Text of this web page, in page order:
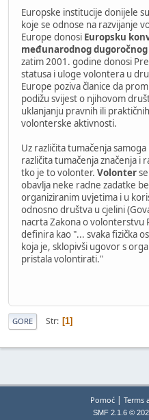
Europske institucije donijele
koje se odnose na razvijanje
Europe donosi Europsku
međunarodnog
zatim 2001. godine donosi
statusa i uloge volontera u
Europe poziva članice da
podižu svijest o njihovom
uklanjanju pravnih ili
volonterske aktivnosti.
Uz različita tumačenja
različita tumačenja značenja i
tko je to volonter. Volonter
obavlja neke radne zadatke
organiziranim uvjetima i u
odnosno društva u cjelini
nacrta Zakona o volonterstvu
definira kao "... svaka fizička
koja je, sklopivši ugovor s
pristala volontirati."
GORE Str 1
Pomoć| Terms
SMF 2.1.6 ©